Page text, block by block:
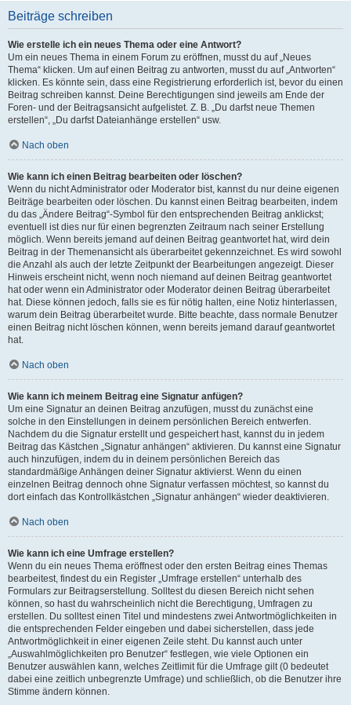
Beiträge schreiben
Wie erstelle ich ein neues Thema oder eine Antwort?
Um ein neues Thema in einem Forum zu eröffnen, musst du auf „Neues
Thema“ klicken. Um auf einen Beitrag zu antworten, musst du auf „Antworten“
klicken. Es könnte sein, dass eine Registrierung erforderlich ist, bevor du einen
Beitrag schreiben kannst. Deine Berechtigungen sind jeweils am Ende der
Foren- und der Beitragsansicht aufgelistet. Z. B. „Du darfst neue Themen
erstellen“, „Du darfst Dateianhänge erstellen“ usw.
Nach oben
Wie kann ich einen Beitrag bearbeiten oder löschen?
Wenn du nicht Administrator oder Moderator bist, kannst du nur deine eigenen
Beiträge bearbeiten oder löschen. Du kannst einen Beitrag bearbeiten, indem
du das „Ändere Beitrag“-Symbol für den entsprechenden Beitrag anklickst;
eventuell ist dies nur für einen begrenzten Zeitraum nach seiner Erstellung
möglich. Wenn bereits jemand auf deinen Beitrag geantwortet hat, wird dein
Beitrag in der Themenansicht als überarbeitet gekennzeichnet. Es wird sowohl
die Anzahl als auch der letzte Zeitpunkt der Bearbeitungen angezeigt. Dieser
Hinweis erscheint nicht, wenn noch niemand auf deinen Beitrag geantwortet
hat oder wenn ein Administrator oder Moderator deinen Beitrag überarbeitet
hat. Diese können jedoch, falls sie es für nötig halten, eine Notiz hinterlassen,
warum dein Beitrag überarbeitet wurde. Bitte beachte, dass normale Benutzer
einen Beitrag nicht löschen können, wenn bereits jemand darauf geantwortet
hat.
Nach oben
Wie kann ich meinem Beitrag eine Signatur anfügen?
Um eine Signatur an deinen Beitrag anzufügen, musst du zunächst eine
solche in den Einstellungen in deinem persönlichen Bereich entwerfen.
Nachdem du die Signatur erstellt und gespeichert hast, kannst du in jedem
Beitrag das Kästchen „Signatur anhängen“ aktivieren. Du kannst eine Signatur
auch hinzufügen, indem du in deinem persönlichen Bereich das
standardmäßige Anhängen deiner Signatur aktivierst. Wenn du einen
einzelnen Beitrag dennoch ohne Signatur verfassen möchtest, so kannst du
dort einfach das Kontrollkästchen „Signatur anhängen“ wieder deaktivieren.
Nach oben
Wie kann ich eine Umfrage erstellen?
Wenn du ein neues Thema eröffnest oder den ersten Beitrag eines Themas
bearbeitest, findest du ein Register „Umfrage erstellen“ unterhalb des
Formulars zur Beitragserstellung. Solltest du diesen Bereich nicht sehen
können, so hast du wahrscheinlich nicht die Berechtigung, Umfragen zu
erstellen. Du solltest einen Titel und mindestens zwei Antwortmöglichkeiten in
die entsprechenden Felder eingeben und dabei sicherstellen, dass jede
Antwortmöglichkeit in einer eigenen Zeile steht. Du kannst auch unter
„Auswahlmöglichkeiten pro Benutzer“ festlegen, wie viele Optionen ein
Benutzer auswählen kann, welches Zeitlimit für die Umfrage gilt (0 bedeutet
dabei eine zeitlich unbegrenzte Umfrage) und schließlich, ob die Benutzer ihre
Stimme ändern können.